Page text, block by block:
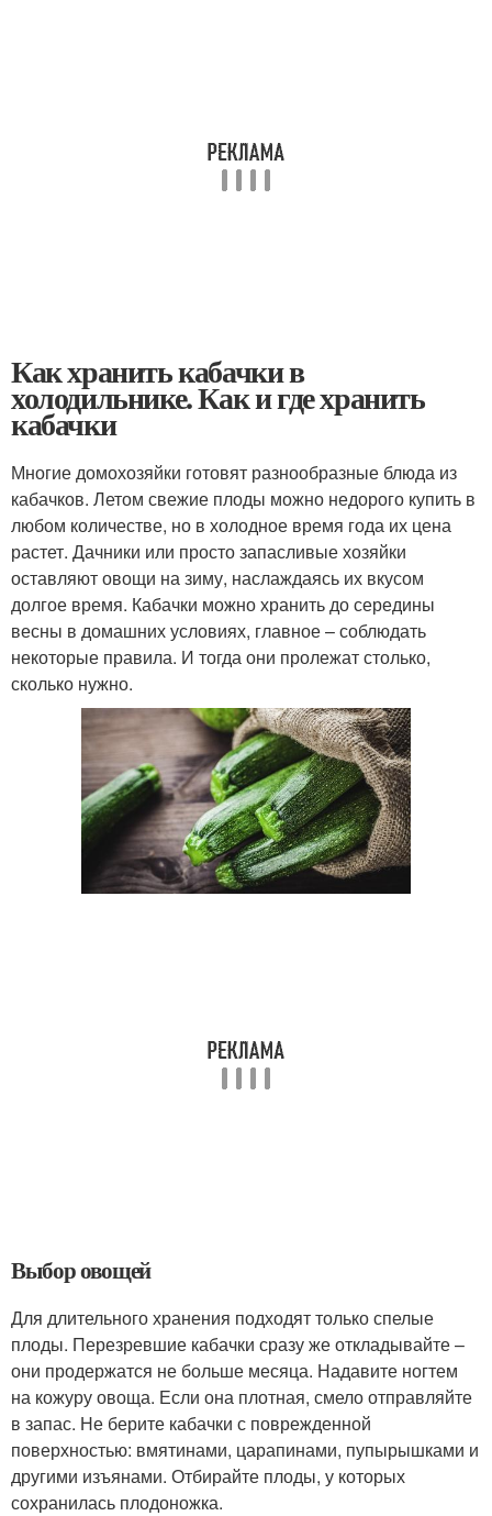
Как хранить кабачки в
холодильнике. Как и где хранить
кабачки
Многие домохозяйки готовят разнообразные блюда из
кабачков. Летом свежие плоды можно недорого купить в
любом количестве, но в холодное время года их цена
растет. Дачники или просто запасливые хозяйки
оставляют овощи на зиму, наслаждаясь их вкусом
долгое время. Кабачки можно хранить до середины
весны в домашних условиях, главное – соблюдать
некоторые правила. И тогда они пролежат столько,
сколько нужно.
Выбор овощей
Для длительного хранения подходят только спелые
плоды. Перезревшие кабачки сразу же откладывайте –
они продержатся не больше месяца. Надавите ногтем
на кожуру овоща. Если она плотная, смело отправляйте
в запас. Не берите кабачки с поврежденной
поверхностью: вмятинами, царапинами, пупырышками и
другими изъянами. Отбирайте плоды, у которых
сохранилась плодоножка.